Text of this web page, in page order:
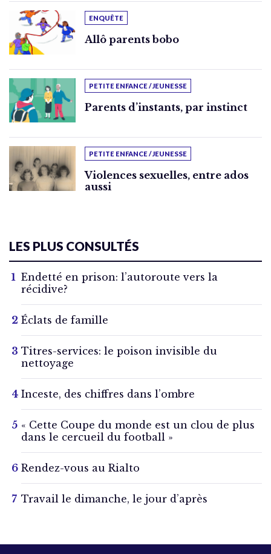
ENQUÊTE
Allô parents bobo
PETITE ENFANCE / JEUNESSE
Parents d’instants, par instinct
PETITE ENFANCE / JEUNESSE
Violences sexuelles, entre ados
aussi
LES PLUS CONSULTÉS
Endetté en prison: l’autoroute vers la
récidive?
Éclats de famille
Titres-services: le poison invisible du
nettoyage
Inceste, des chiffres dans l’ombre
« Cette Coupe du monde est un clou de plus
dans le cercueil du football »
Rendez-vous au Rialto
Travail le dimanche, le jour d’après